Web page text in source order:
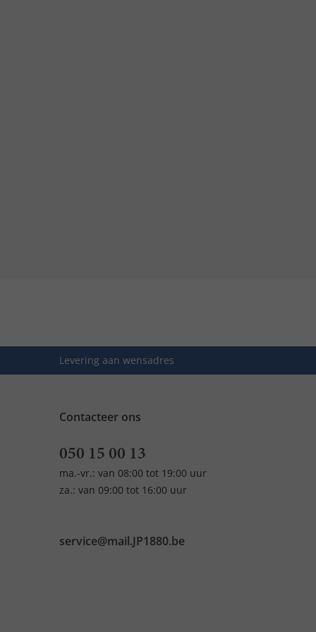
Levering aan wensadres
Contacteer ons
050 15 00 13
ma.-vr.: van 08:00 tot 19:00 uur
za.: van 09:00 tot 16:00 uur
service@mail.JP1880.be